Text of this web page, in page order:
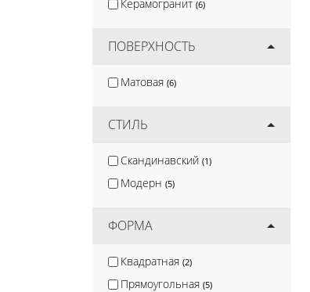
Керамогранит (6)
ПОВЕРХНОСТЬ
Матовая (6)
СТИЛЬ
Скандинавский (1)
Модерн (5)
ФОРМА
Квадратная (2)
Прямоугольная (5)